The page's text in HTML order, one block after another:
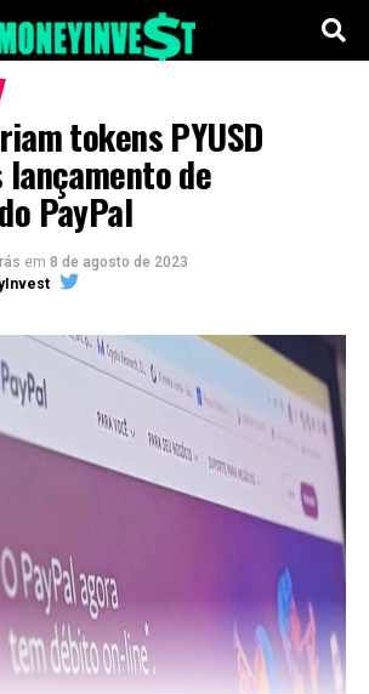
tokens PYUSD
de
PayPal
em 8 de agosto de 2023